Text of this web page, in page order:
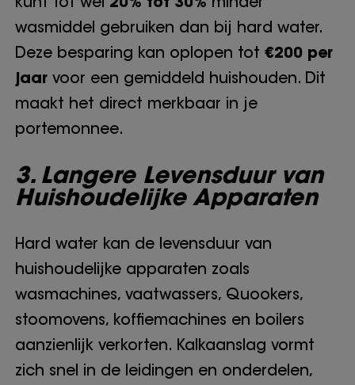
wasmiddel gebruiken dan bij hard water.
Deze besparing kan oplopen tot€200 per
jaar voor een gemiddeld huishouden. Dit
maakt het direct merkbaar in je
portemonnee.
3. Langere Levensduur van
Huishoudelijke Apparaten
Hard water kan de levensduur van
huishoudelijke apparaten zoals
wasmachines, vaatwassers, Quookers,
stoomovens, koffiemachines en boilers
aanzienlijk verkorten. Kalkaanslag vormt
zich snel in de leidingen en onderdelen,